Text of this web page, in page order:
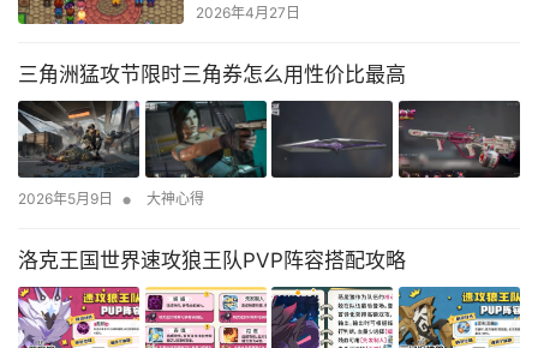
2026年4月27日
三角洲猛攻节限时三角券怎么用性价比最高
2026年5月9日 • 大神心得
洛克王国世界速攻狼王队PVP阵容搭配攻略